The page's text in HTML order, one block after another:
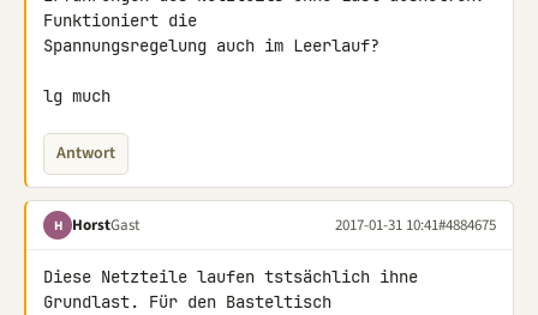
Funktioniert die
Spannungsregelung auch im Leerlauf?
lg much
Antwort
H HorstGast 2017-01-31 10:41#4884675
Diese Netzteile laufen tstsächlich ihne
Grundlast. Für den Basteltisch